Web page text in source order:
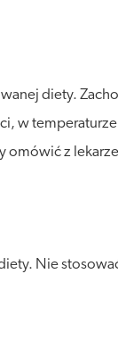
diety.
omówić z
Nie